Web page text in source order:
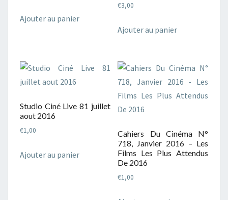
Ajouter au panier
€3,00
Ajouter au panier
Studio Ciné Live 81 juillet
aout 2016
€1,00
Ajouter au panier
Cahiers Du Cinéma N°
718, Janvier 2016 – Les
Films Les Plus Attendus
De 2016
€1,00